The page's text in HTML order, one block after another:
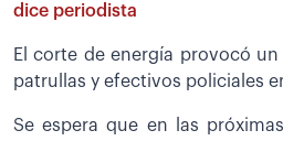
dice periodista
El corte de energía provocó
patrullas y efectivos policiales
Se espera que en las